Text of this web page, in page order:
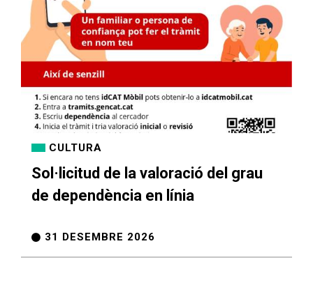
CULTURA
Sol·licitud de la valoració del grau
de dependència en línia
31 DESEMBRE 2026